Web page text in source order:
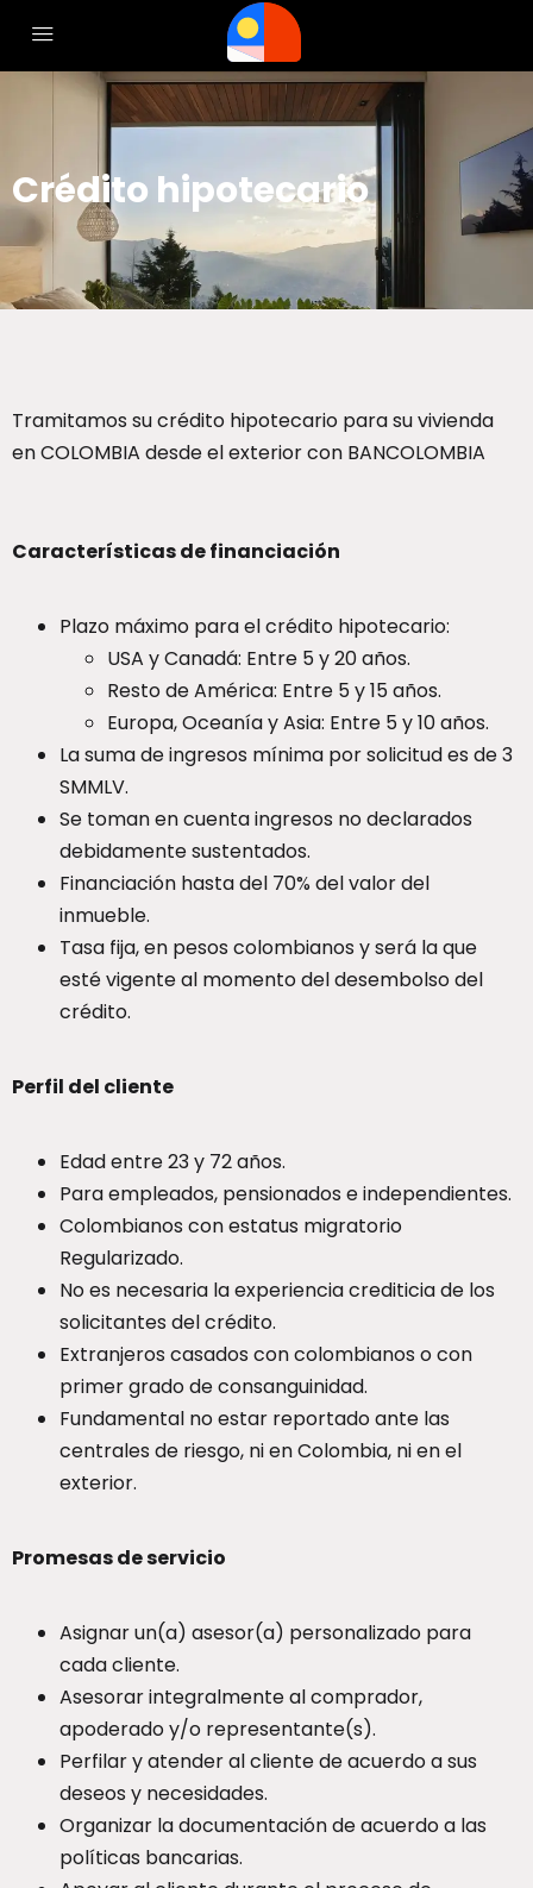
Crédito hipotecario
Tramitamos su crédito hipotecario para su vivienda
en COLOMBIA desde el exterior con BANCOLOMBIA
Características de financiación
Plazo máximo para el crédito hipotecario:
USA y Canadá: Entre 5 y 20 años.
Resto de América: Entre 5 y 15 años.
Europa, Oceanía y Asia: Entre 5 y 10 años.
La suma de ingresos mínima por solicitud es de 3
SMMLV.
Se toman en cuenta ingresos no declarados
debidamente sustentados.
Financiación hasta del 70% del valor del
inmueble.
Tasa fija, en pesos colombianos y será la que
esté vigente al momento del desembolso del
crédito.
Perfil del cliente
Edad entre 23 y 72 años.
Para empleados, pensionados e independientes.
Colombianos con estatus migratorio
Regularizado.
No es necesaria la experiencia crediticia de los
solicitantes del crédito.
Extranjeros casados con colombianos o con
primer grado de consanguinidad.
Fundamental no estar reportado ante las
centrales de riesgo, ni en Colombia, ni en el
exterior.
Promesas de servicio
Asignar un(a) asesor(a) personalizado para
cada cliente.
Asesorar integralmente al comprador,
apoderado y/o representante(s).
Perfilar y atender al cliente de acuerdo a sus
deseos y necesidades.
Organizar la documentación de acuerdo a las
políticas bancarias.